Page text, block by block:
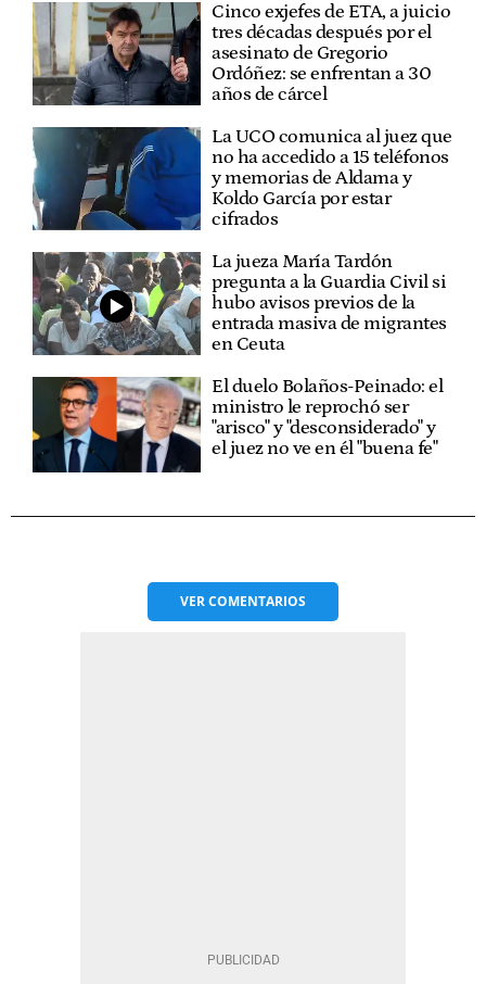
Cinco exjefes de ETA, a juicio
tres décadas después por el
asesinato de Gregorio
Ordóñez: se enfrentan a 30
años de cárcel
La UCO comunica al juez que
no ha accedido a 15 teléfonos
y memorias de Aldama y
Koldo García por estar
cifrados
La jueza María Tardón
pregunta a la Guardia Civil si
hubo avisos previos de la
entrada masiva de migrantes
en Ceuta
El duelo Bolaños-Peinado: el
ministro le reprochó ser
"arisco" y "desconsiderado" y
el juez no ve en él "buena fe"
VERCOMENTARIOS